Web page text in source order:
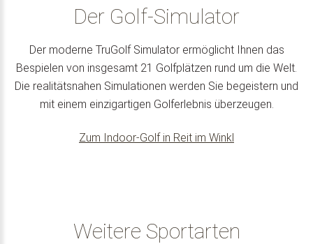
Der Golf-Simulator
Der moderne TruGolf Simulator ermöglicht Ihnen das
Bespielen von insgesamt 21 Golfplätzen rund um die Welt.
Die realitätsnahen Simulationen werden Sie begeistern und
mit einem einzigartigen Golferlebnis überzeugen.
Zum Indoor-Golf in Reit im Winkl
Weitere Sportarten